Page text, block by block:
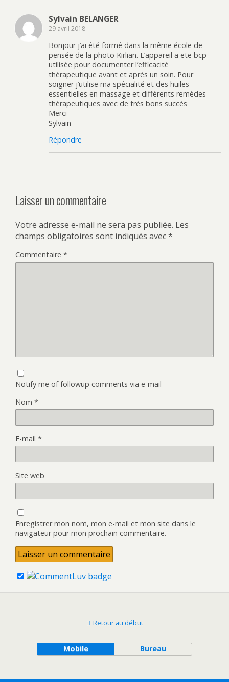
Sylvain BELANGER
29 avril 2018
Bonjour j’ai été formé dans la même école de
pensée de la photo Kirlian. L’appareil a ete bcp
utilisée pour documenter l’efficacité
thérapeutique avant et après un soin. Pour
soigner j’utilise ma spécialité et des huiles
essentielles en massage et différents remèdes
thérapeutiques avec de très bons succès
Merci
Sylvain
Répondre
Laisser un commentaire
Votre adresse e-mail ne sera pas publiée. Les
champs obligatoires sont indiqués avec*
Commentaire *
Notify me of followup comments via e-mail
Nom *
E-mail *
Site web
Enregistrer mon nom, mon e-mail et mon site dans le
navigateur pour mon prochain commentaire.
Retour au début
Mobile Bureau